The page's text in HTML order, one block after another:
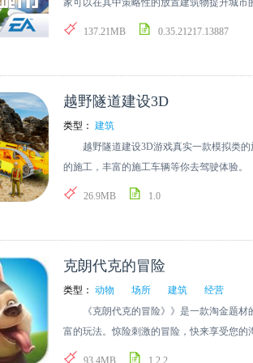
家可以在其中策略性的放置建筑物提升城市
将你的城市管理的更强大一些。
137.21MB 0.35.21217.13887
越野隧道建设3D
类型： 建筑
越野隧道建设3D游戏真实一款模拟类的
的施工，丰富的施工车辆等你去驾驶体验
一系列需要玩家去亲自完成的施工，你就
自卸车。 多个具有挑战性和有趣的隧道施
工技能，在有限的时间内完成任务。因此，
终的专家建造者隧道建设者。
26.9MB 1.0
克朗代克的冒险
类型： 动物 场所 建筑
经营
《克朗代克的冒险》》是一款淘金题材
富的玩法。惊险刺激的冒险，快来享受您的
93.4MB 1.2.2